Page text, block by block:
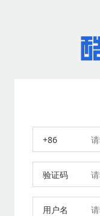
+86
验证码
用户名